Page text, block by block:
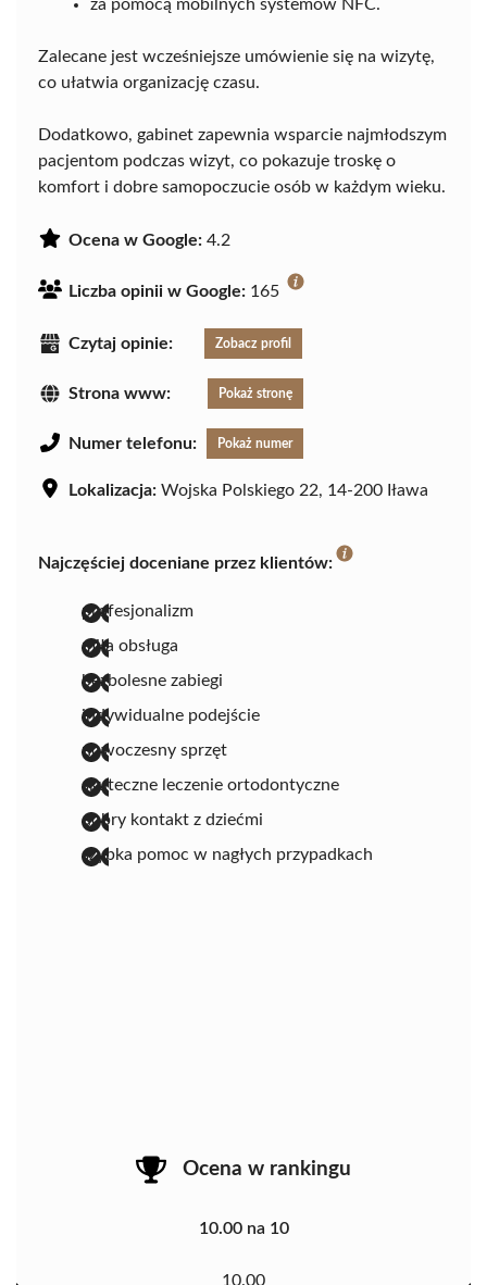
za pomocą mobilnych systemów NFC.
Zalecane jest wcześniejsze umówienie się na wizytę,
co ułatwia organizację czasu.
Dodatkowo, gabinet zapewnia wsparcie najmłodszym
pacjentom podczas wizyt, co pokazuje troskę o
komfort i dobre samopoczucie osób w każdym wieku.
Ocena w Google: 4.2
Liczba opinii w Google: 165
Czytaj opinie: Zobacz profil
Strona www: Pokaż stronę
Numer telefonu: Pokaż numer
Lokalizacja: Wojska Polskiego 22, 14-200 Iława
Najczęściej doceniane przez klientów:
profesjonalizm
miła obsługa
bezbolesne zabiegi
indywidualne podejście
nowoczesny sprzęt
skuteczne leczenie ortodontyczne
dobry kontakt z dziećmi
szybka pomoc w nagłych przypadkach
Ocena w rankingu
10.00 na 10
10.00